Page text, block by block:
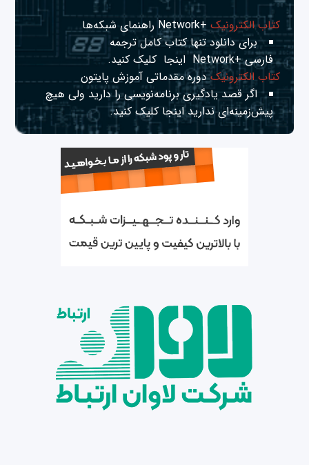
کتاب الکترونیک+Network راهنمای شبکه‌ها
برای دانلود تنها کتاب کامل ترجمه
فارسی +Network
اینجا کلیک کنید.
کتاب الکترونیکدوره مقدماتی آموزش پایتون
اگر قصد یادگیری برنامه‌نویسی را دارید ولی هیچ
پیش‌زمینه‌ای نداریداینجا کلیک کنید.